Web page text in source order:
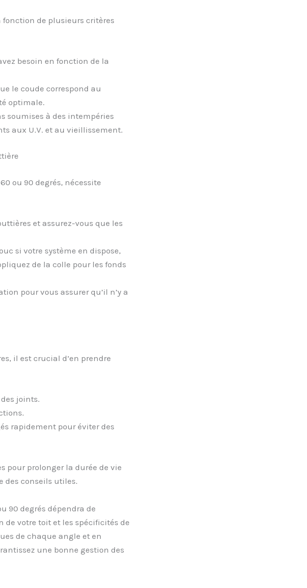
de plusieurs critères
besoin en fonction de la
le coude correspond au
optimale.
soumises à des intempéries
aux U.V. et au vieillissement.
ou 90 degrés, nécessite
et assurez-vous que les
si votre système en dispose,
de la colle pour les fonds
pour vous assurer qu’il n’y a
il est crucial d’en prendre
joints.
rapidement pour éviter des
pour prolonger la durée de vie
des conseils utiles.
90 degrés dépendra de
votre toit et les spécificités de
de chaque angle et en
une bonne gestion des